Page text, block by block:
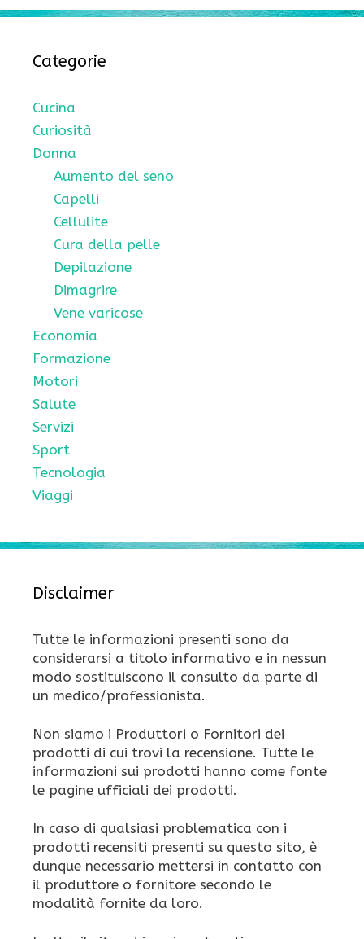
Categorie
Cucina
Curiosità
Donna
Aumento del seno
Capelli
Cellulite
Cura della pelle
Depilazione
Dimagrire
Vene varicose
Economia
Formazione
Motori
Salute
Servizi
Sport
Tecnologia
Viaggi
Disclaimer
Tutte le informazioni presenti sono da
considerarsi a titolo informativo e in nessun
modo sostituiscono il consulto da parte di
un medico/professionista.
Non siamo i Produttori o Fornitori dei
prodotti di cui trovi la recensione. Tutte le
informazioni sui prodotti hanno come fonte
le pagine ufficiali dei prodotti.
In caso di qualsiasi problematica con i
prodotti recensiti presenti su questo sito, è
dunque necessario mettersi in contatto con
il produttore o fornitore secondo le
modalità fornite da loro.